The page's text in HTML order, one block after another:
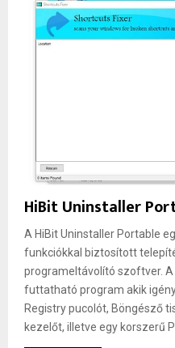
HiBit Uninstaller
A HiBit Uninstaller Portable
funkciókkal biztosított
programeltávolító szoftver.
futtatható program akik
Registry pucolót, Böngésző
kezelőt, illetve egy korszerű